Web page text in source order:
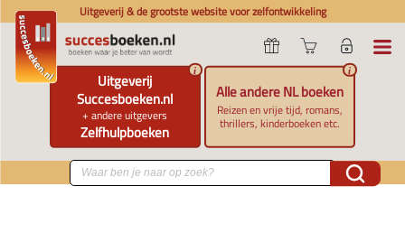
Uitgeverij & de grootste website voor zelfontwikkeling
Uitgeverij
Succesboeken.nl
+ andere uitgevers
Zelfhulpboeken
i
Alle andere NL boeken
Reizen en vrije tijd, romans,
thrillers, kinderboeken etc.
i